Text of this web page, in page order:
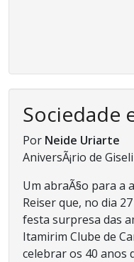
Sociedade
Por Neide Uriarte
AniversÃ¡rio de
Um abraÃ§o para a
Reiser que, no dia
festa surpresa das
Itamirim Clube de
celebrar os 40 anos